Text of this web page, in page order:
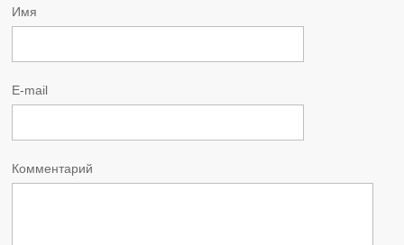
Имя
E-mail
Комментарий